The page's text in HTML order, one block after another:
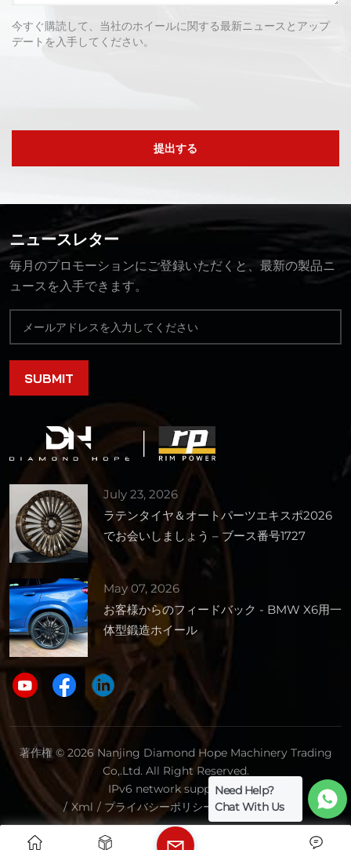
今すぐ購読して、当社のホイールに関する最新ニュースとアップ
デートを入手してください。
提出する
ニュースレター
毎月のプロモーションにご登録いただくと、最新の製品ニ
ュースを入手できます。
July 23, 2026
ラテンタイヤ＆オートパーツエキスポ2026
でお会いしましょう – ブース番号1727
May 07, 2026
お客様からのフィードバック - BMW X6用一
体型鍛造ホイール
著作権 © 2026 Nanjing Diamond Hope Machinery Trading
Co,.Ltd. All Right Reserved.
IPv6 network supported.
/ Xml / プライバシーポリシー / サイトマップ
Need Help?
Chat With Us